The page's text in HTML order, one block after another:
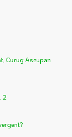
Curug Aseupan
2